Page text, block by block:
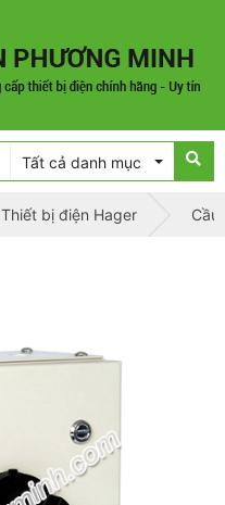
Tất cả danh mục
Thiết bị điện Hager Cầu